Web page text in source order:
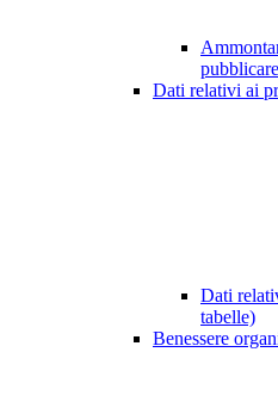
Dati relativi ai
Dati
tabelle)
Benessere